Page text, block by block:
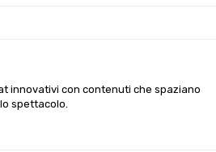
innovativi con contenuti che spaziano
spettacolo.